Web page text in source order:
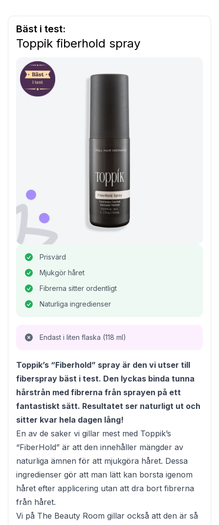
Bäst i test:
Toppik fiberhold spray
Prisvärd
Mjukgör håret
Fibrerna sitter ordentligt
Naturliga ingredienser
Endast i liten flaska (118 ml)
Toppik’s “Fiberhold” spray är den vi utser till
fiberspray bäst i test. Den lyckas binda tunna
hårstrån med fibrerna från sprayen på ett
fantastiskt sätt. Resultatet ser naturligt ut och
sitter kvar hela dagen lång!
En av de saker vi gillar mest med Toppik’s
“FiberHold” är att den innehåller mängder av
naturliga ämnen för att mjukgöra håret. Dessa
ingredienser gör att man lätt kan borsta igenom
håret efter applicering utan att dra bort fibrerna
från håret.
Vi på The Beauty Room gillar också att den är så